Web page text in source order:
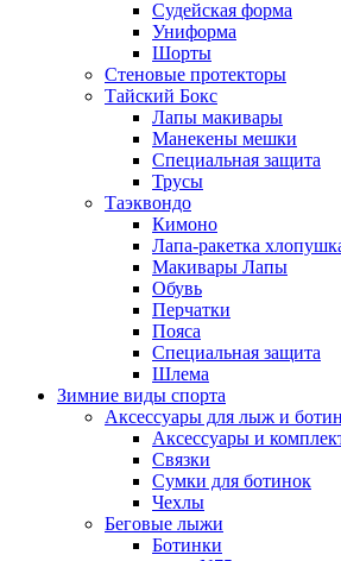
Судейская форма
Униформа
Шорты
Стеновые протекторы
Тайский Бокс
Лапы макивары
Манекены мешки
Специальная защита
Трусы
Таэквондо
Кимоно
Лапа-ракетка
Макивары Лапы
Обувь
Перчатки
Пояса
Специальная защита
Шлема
Зимние виды спорта
Аксессуары для лыж и
Аксессуары и
Связки
Сумки для ботинок
Чехлы
Беговые лыжи
Ботинки